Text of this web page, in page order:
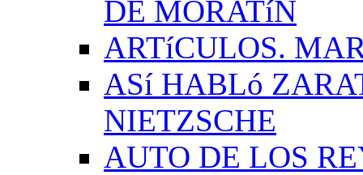
DE MORATíN
ARTíCULOS.
ASí HABLó
NIETZSCHE
AUTO DE LOS